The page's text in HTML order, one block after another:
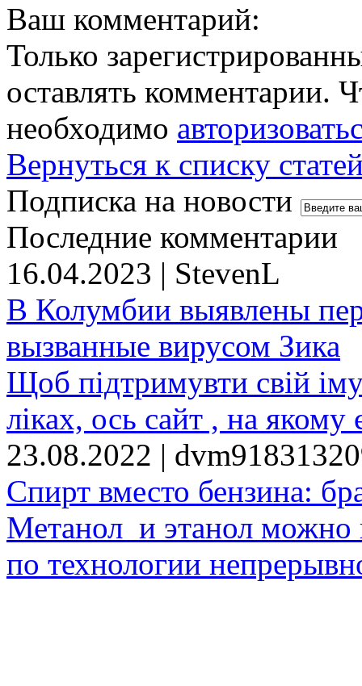
Ваш комментарий:
Только
оставлять комментарии.
необходимо
Вернуться к списку
Подписка на новости
Последние комментарии
16.04.2023 | StevenL
В Колумбии выявлены
вызванные вирусом Зика
Щоб підтримувти свій
ліках, ось сайт , на якому
23.08.2022 |
Спирт вместо бензина:
Метанол и этанол можно
по технологии